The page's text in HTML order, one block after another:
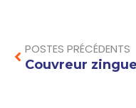
POSTES PRÉCÉDENTS